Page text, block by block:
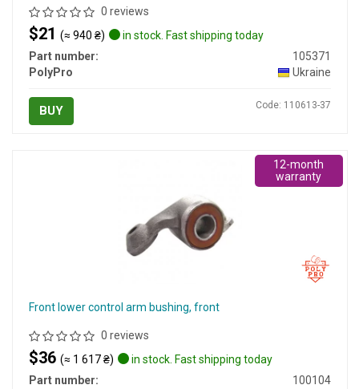
0 reviews
$21 (≈ 940 ₴)
in stock. Fast shipping today
Part number:
105371
PolyPro
Ukraine
BUY Code: 110613-37
Front lower control arm bushing, front
0 reviews
$36 (≈ 1 617 ₴)
in stock. Fast shipping today
Part number:
100104
12-month
warranty